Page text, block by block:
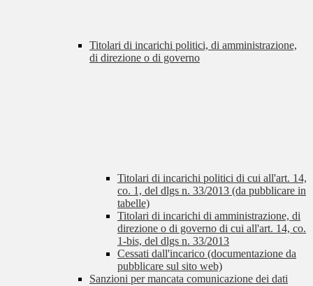
Titolari di incarichi politici, di amministrazione,
di direzione o di governo
Titolari di incarichi politici di cui all'art. 14,
co. 1, del dlgs n. 33/2013 (da pubblicare in
tabelle)
Titolari di incarichi di amministrazione, di
direzione o di governo di cui all'art. 14, co.
1-bis, del dlgs n. 33/2013
Cessati dall'incarico (documentazione da
pubblicare sul sito web)
Sanzioni per mancata comunicazione dei dati